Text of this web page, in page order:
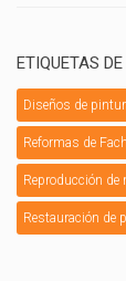
ETIQUETAS
Diseños de
Reformas de
Reproducción de
Restauración de